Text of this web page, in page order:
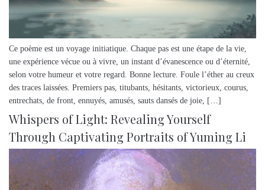
Ce poème est un voyage initiatique. Chaque pas est une étape de la vie,
une expérience vécue ou à vivre, un instant d’évanescence ou d’éternité,
selon votre humeur et votre regard. Bonne lecture. Foule l’éther au creux
des traces laissées. Premiers pas, titubants, hésitants, victorieux, courus,
entrechats, de front, ennuyés, amusés, sauts dansés de joie, […]
Whispers of Light: Revealing Yourself
Through Captivating Portraits of Yuming Li